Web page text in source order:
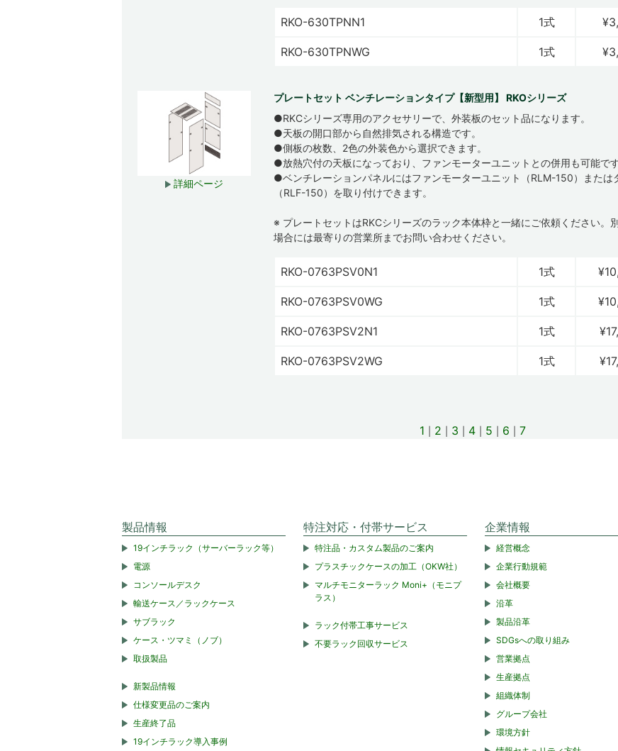
RKO-630TPNN1 1式
RKO-630TPNWG 1式
詳細ページ
プレートセット ベンチレーションタイプ【新型用】 RKOシリーズ
●RKCシリーズ専用のアクセサリーで、外装板のセット品になります。
●天板の開口部から自然排気される構造です。
●側板の枚数、2色の外装色から選択できます。
●放熱穴付の天板になっており、ファンモーターユニットとの併用も可能です
●ベンチレーションパネルにはファンモーターユニット（RLM-150）または
（RLF-150）を取り付けできます。
※ プレートセットはRKCシリーズのラック本体枠と一緒にご依頼ください。
場合には最寄りの営業所までお問い合わせください。
RKO-0763PSV0N1 1式
RKO-0763PSV0WG 1式
RKO-0763PSV2N1 1式
RKO-0763PSV2WG 1式
1 2 3 4 5 6 7
製品情報
19インチラック（サーバーラック等）
電源
コンソールデスク
輸送ケース／ラックケース
サブラック
ケース・ツマミ（ノブ）
取扱製品
新製品情報
仕様変更品のご案内
生産終了品
19インチラック導入事例
特注対応・付帯サービス
特注品・カスタム製品のご案内
プラスチックケースの加工（OKW社）
マルチモニターラック Moni+（モニプ
ラス）
ラック付帯工事サービス
不要ラック回収サービス
企業情報
経営概念
企業行動規範
会社概要
沿革
製品沿革
SDGsへの取り組み
営業拠点
生産拠点
組織体制
グループ会社
環境方針